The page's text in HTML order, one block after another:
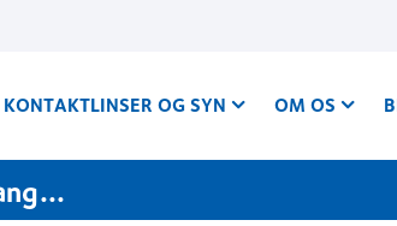
KONTAKTLINSER OG SYN OM OS